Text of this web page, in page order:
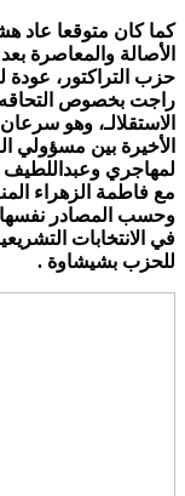
كما كان متوقعا عاد
الأصالة والمعاصرة
حزب التراكتور، عودة
راجت بخصوص
الاستقلالـ، وهو
الأخيرة بين مسؤولي
لمهاجري وعبداللطيف
مع فاطمة الزهراء
وحسب المصادر
في الانتخابات
للحزب بشيشاوة .